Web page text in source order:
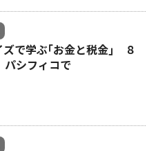
で学ぶ｢お金と税金｣ ８
パシフィコで